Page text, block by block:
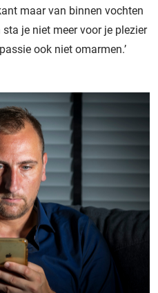
maar van binnen vochten
je niet meer voor je plezier
ook niet omarmen.’